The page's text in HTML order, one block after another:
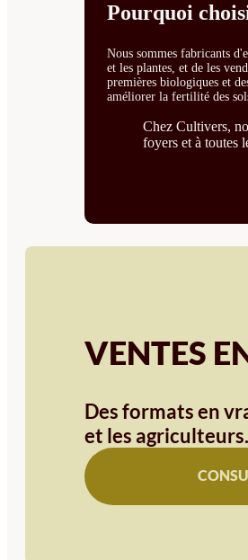
Pourquoi
Nous sommes fabricants
et les plantes, et de les
premières biologiques et
améliorer la fertilité des
Chez Cultivers,
foyers et à toutes
VENTES
Des formats en
et les agriculteurs.